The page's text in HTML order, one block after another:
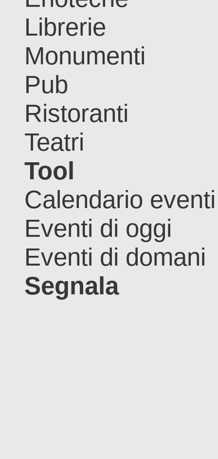
Librerie
Monumenti
Pub
Ristoranti
Teatri
Tool
Calendario eventi
Eventi di oggi
Eventi di domani
Segnala